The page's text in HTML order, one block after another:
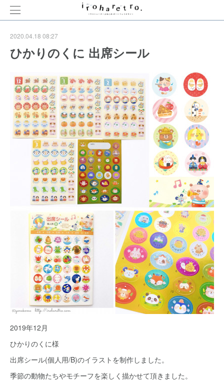
2020.04.18 08:27
ひかりのくに 出席シール
2019年12月
ひかりのくに様
出席シール(個人用/B)のイラストを制作しました。
季節の動物たちやモチーフを楽しく描かせて頂きました。